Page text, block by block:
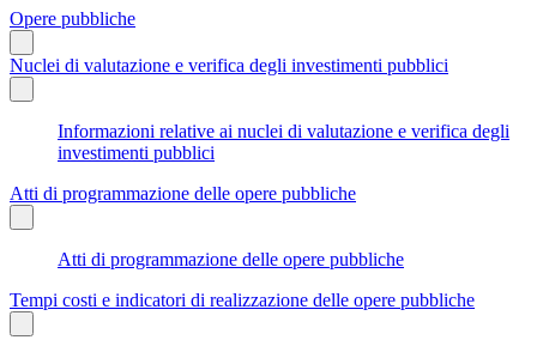
Opere pubbliche
Nuclei di valutazione e verifica degli investimenti pubblici
Informazioni relative ai nuclei di valutazione e verifica degli
investimenti pubblici
Atti di programmazione delle opere pubbliche
Atti di programmazione delle opere pubbliche
Tempi costi e indicatori di realizzazione delle opere pubbliche